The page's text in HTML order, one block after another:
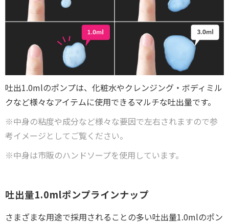
吐出1.0mlのポンプは、化粧水やクレンジング・ボディミル
クなど様々なアイテムに使用できるマルチな吐出量です。
※中身の粘度や成分など様々な要因で左右されますので参
考イメージとしてご覧ください。
※中身は市販のハンドソープを使用しています。
吐出量1.0mlポンプラインナップ
さまざまな用途で採用されることの多い吐出量1.0mlのポン